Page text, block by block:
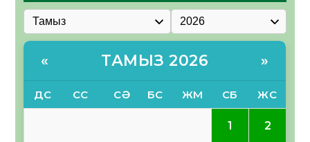
« ТАМЫЗ 2026 »
ДС СС СӘ БС ЖМ СБ ЖС
1 2